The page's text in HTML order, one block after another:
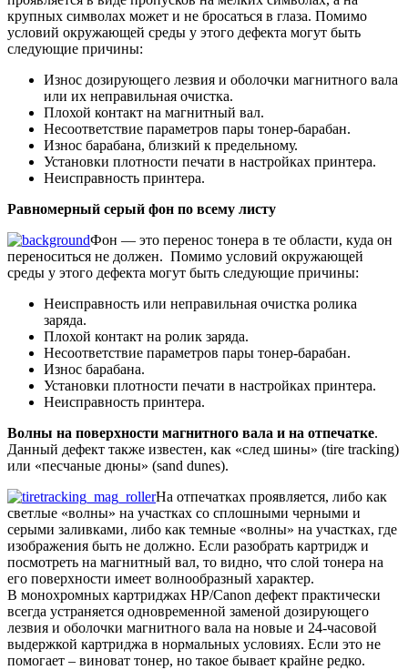
крупных символах может и не бросаться в глаза. Помимо
условий окружающей среды у этого дефекта могут быть
следующие причины:
Износ дозирующего лезвия и оболочки магнитного вала
или их неправильная очистка.
Плохой контакт на магнитный вал.
Несоответствие параметров пары тонер-барабан.
Износ барабана, близкий к предельному.
Установки плотности печати в настройках принтера.
Неисправность принтера.
Равномерный серый фон по всему листу
Фон — это перенос тонера в те области, куда он
переноситься не должен. Помимо условий окружающей
среды у этого дефекта могут быть следующие причины:
Неисправность или неправильная очистка ролика
заряда.
Плохой контакт на ролик заряда.
Несоответствие параметров пары тонер-барабан.
Износ барабана.
Установки плотности печати в настройках принтера.
Неисправность принтера.
Волны на поверхности магнитного вала и на отпечатке.
Данный дефект также известен, как «след шины» (tire tracking)
или «песчаные дюны» (sand dunes).
На отпечатках проявляется, либо как
светлые «волны» на участках со сплошными черными и
серыми заливками, либо как темные «волны» на участках, где
изображения быть не должно. Если разобрать картридж и
посмотреть на магнитный вал, то видно, что слой тонера на
его поверхности имеет волнообразный характер.
В монохромных картриджах HP/Canon дефект практически
всегда устраняется одновременной заменой дозирующего
лезвия и оболочки магнитного вала на новые и 24-часовой
выдержкой картриджа в нормальных условиях. Если это не
помогает – виноват тонер, но такое бывает крайне редко.